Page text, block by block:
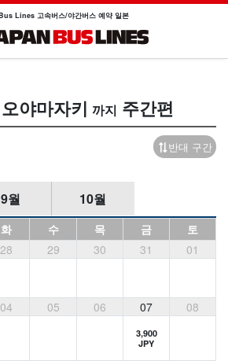
Lines 고속버스/야간버스 예약 일본
오야마자키 주간편
반대 구간
9월 10월
화 수 목 금
토
28 29 30 31 01
04 05 06 07 08
3,900
JPY